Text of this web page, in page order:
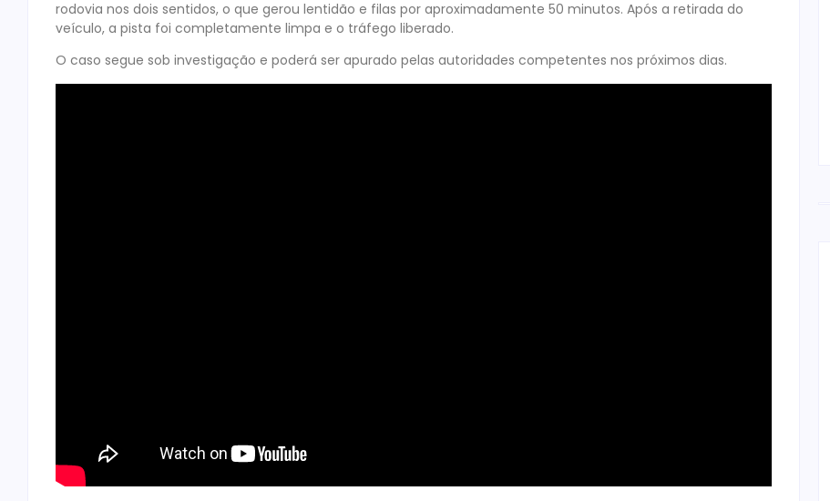
rodovia nos dois sentidos, o que gerou lentidão e filas por aproximadamente 50 minutos. Após a retirada do
veículo, a pista foi completamente limpa e o tráfego liberado.
O caso segue sob investigação e poderá ser apurado pelas autoridades competentes nos próximos dias.